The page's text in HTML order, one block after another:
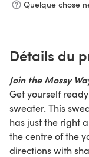
Quelque chose
Détails du
Join the Mossy
Get yourself
sweater. This
has just the right
the centre of the
directions with